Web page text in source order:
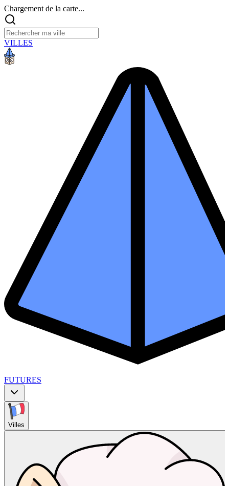
Chargement de la carte...
VILLES
FUTURES
Villes